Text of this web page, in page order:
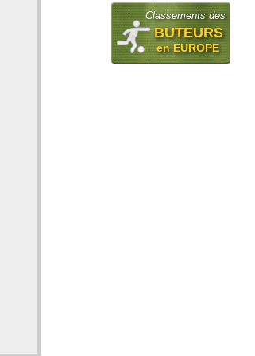
Classements des
BUTEURS
en EUROPE